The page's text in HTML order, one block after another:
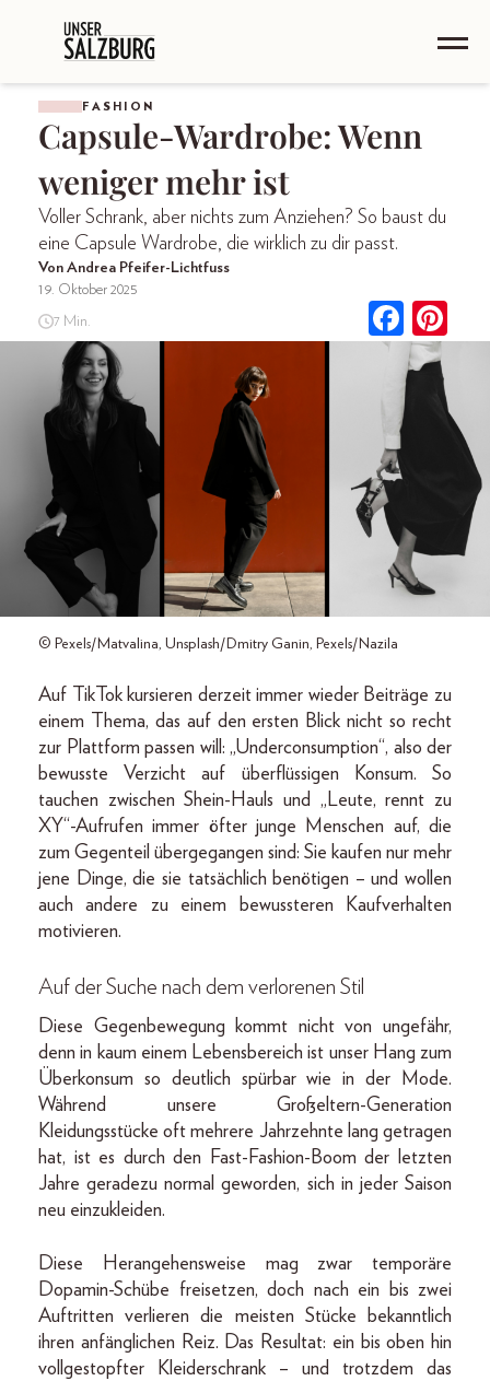
FASHION
Capsule-Wardrobe: Wenn
weniger mehr ist
Voller Schrank, aber nichts zum Anziehen? So baust du
eine Capsule Wardrobe, die wirklich zu dir passt.
Von Andrea Pfeifer-Lichtfuss
19. Oktober 2025
7 Min.
© Pexels/Matvalina, Unsplash/Dmitry Ganin, Pexels/Nazila
Auf TikTok kursieren derzeit immer wieder Beiträge zu
einem Thema, das auf den ersten Blick nicht so recht
zur Plattform passen will: „Underconsumption“, also der
bewusste Verzicht auf überflüssigen Konsum. So
tauchen zwischen Shein-Hauls und „Leute, rennt zu
XY“-Aufrufen immer öfter junge Menschen auf, die
zum Gegenteil übergegangen sind: Sie kaufen nur mehr
jene Dinge, die sie tatsächlich benötigen – und wollen
auch andere zu einem bewussteren Kaufverhalten
motivieren.
Auf der Suche nach dem verlorenen Stil
Diese Gegenbewegung kommt nicht von ungefähr,
denn in kaum einem Lebensbereich ist unser Hang zum
Überkonsum so deutlich spürbar wie in der Mode.
Während unsere Großeltern-Generation
Kleidungsstücke oft mehrere Jahrzehnte lang getragen
hat, ist es durch den Fast-Fashion-Boom der letzten
Jahre geradezu normal geworden, sich in jeder Saison
neu einzukleiden.
Diese Herangehensweise mag zwar temporäre
Dopamin-Schübe freisetzen, doch nach ein bis zwei
Auftritten verlieren die meisten Stücke bekanntlich
ihren anfänglichen Reiz. Das Resultat: ein bis oben hin
vollgestopfter Kleiderschrank – und trotzdem das